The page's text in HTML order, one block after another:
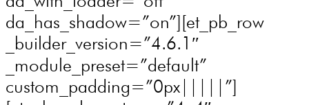
da_has_shadow=”on”][et_pb_row
_builder_version=”4.6.1″
_module_preset=”default”
custom_padding=”0px|||||”]